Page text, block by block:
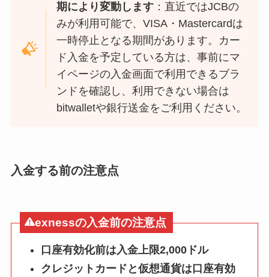
期により変動します ：直近ではJCBの
みが利用可能で、VISA・Mastercardは
一時停止となる期間があります。カー
ド入金を予定している方は、事前にマ
イページの入金画面で利用できるブラ
ンドを確認し、利用できない場合は
bitwalletや銀行送金をご利用ください。
入金する前の注意点
exnessの入金前の注意点
口座有効化前は入金上限2,000ドル
クレジットカードと仮想通貨は口座有効